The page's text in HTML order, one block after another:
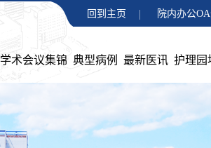
回到主页 院内办公
学术会议集锦 典型病例 最新医讯 护理园